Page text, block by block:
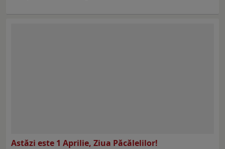
Astăzi este 1 Aprilie, Ziua Păcălelilor!